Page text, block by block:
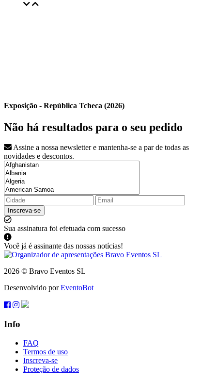
Exposição - República Tcheca (2026)
Não há resultados para o seu pedido
Assine a nossa newsletter e mantenha-se a par de todas as
novidades e descontos.
Inscreva-se
Sua assinatura foi efetuada com sucesso
Você já é assinante das nossas notícias!
2026 © Bravo Eventos SL
Desenvolvido porEventoBot
Info
FAQ
Termos de uso
Inscreva-se
Proteção de dados